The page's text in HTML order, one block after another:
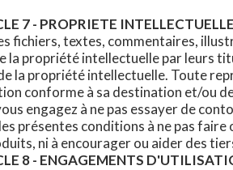
7 - PROPRIETE INTELLECTUELLE
fichiers, textes, commentaires,
la propriété intellectuelle par leurs
la propriété intellectuelle. Toute
conforme à sa destination et/ou
engagez à ne pas essayer de
présentes conditions à ne pas
ni à encourager ou aider des
8 - ENGAGEMENTS